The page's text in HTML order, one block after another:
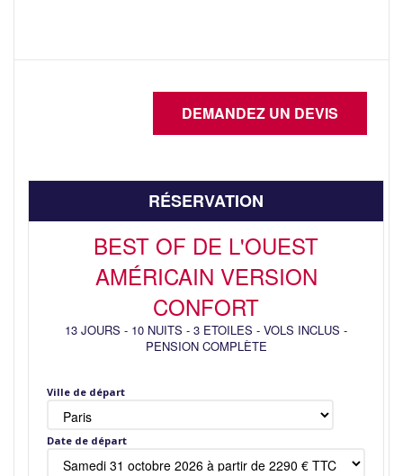
RÉSERVATION
BEST OF DE L'OUEST
AMÉRICAIN VERSION
CONFORT
13 JOURS - 10 NUITS - 3 ETOILES - VOLS INCLUS -
PENSION COMPLÈTE
Ville de départ
Date de départ